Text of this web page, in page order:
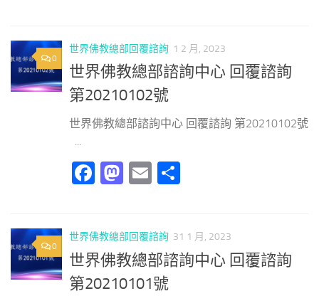
0
世界佛教總部回覆諮詢 1 2 月, 2023
世界佛教總部諮詢中心 回覆諮詢
第20210102號
世界佛教總部諮詢中心 回覆諮詢 第20210102號
...
Facebook
Mastodon
Email
0
世界佛教總部回覆諮詢 31 1 月, 2023
世界佛教總部諮詢中心 回覆諮詢
第20210101號